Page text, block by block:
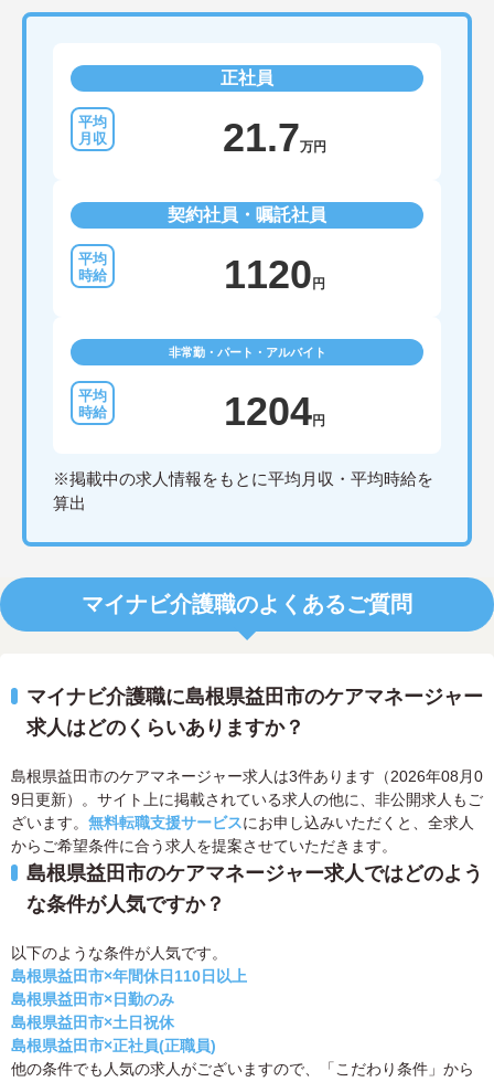
正社員
21.7万円
契約社員・嘱託社員
1120 円
非常勤・パート・アルバイト
1204円
※掲載中の求人情報をもとに平均月収・平均時給を
算出
マイナビ介護職のよくあるご質問
マイナビ介護職に島根県益田市のケアマネージャー
求人はどのくらいありますか？
島根県益田市のケアマネージャー求人は3件あります（2026年08月0
9日更新）。サイト上に掲載されている求人の他に、非公開求人もご
ざいます。 無料転職支援サービスにお申し込みいただくと、全求人
からご希望条件に合う求人を提案させていただきます。
島根県益田市のケアマネージャー求人ではどのよう
な条件が人気ですか？
以下のような条件が人気です。
島根県益田市×年間休日110日以上
島根県益田市×日勤のみ
島根県益田市×土日祝休
島根県益田市×正社員(正職員)
他の条件でも人気の求人がございますので、「こだわり条件」から